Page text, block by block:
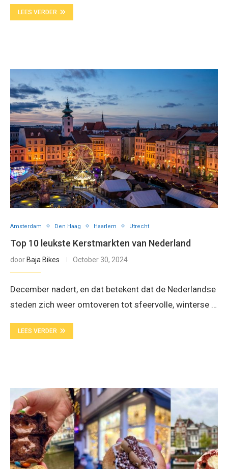
LEES VERDER
Amsterdam Den Haag Haarlem Utrecht
Top 10 leukste Kerstmarkten van Nederland
door Baja Bikes October 30, 2024
December nadert, en dat betekent dat de Nederlandse
steden zich weer omtoveren tot sfeervolle, winterse …
LEES VERDER